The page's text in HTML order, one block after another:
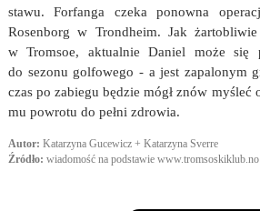
stawu. Forfanga czeka ponowna
Rosenborg w Trondheim. Jak
w Tromsoe, aktualnie Daniel może się
do sezonu golfowego - a jest zapalonym
czas po zabiegu będzie mógł znów
mu powrotu do pełni zdrowia.
Autor: Katarzyna Gucewicz + Katarzyna Sverre
Źródło: wiadomość na podstawie www.tromsoskiklub.no